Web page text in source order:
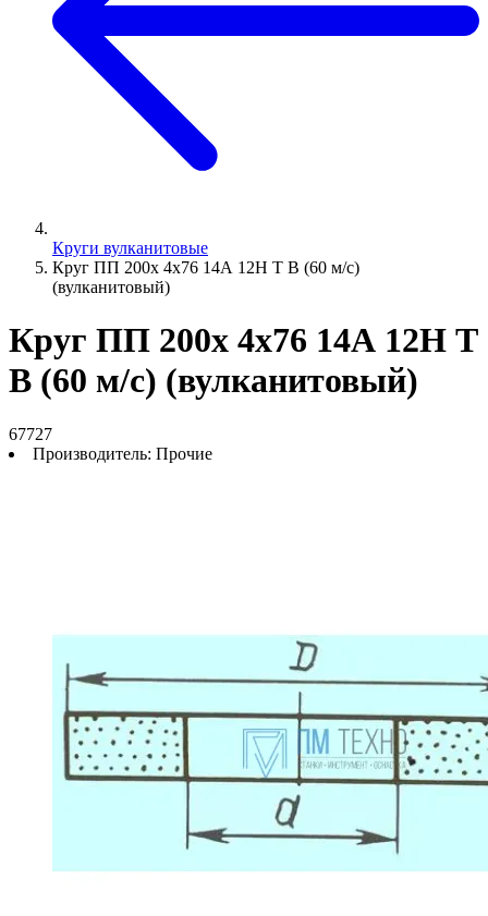
Круги вулканитовые
Круг ПП 200х 4х76 14А 12Н Т В (60 м/с)
(вулканитовый)
Круг ПП 200х 4х76 14А 12Н Т
В (60 м/с) (вулканитовый)
67727
Производитель: Прочие